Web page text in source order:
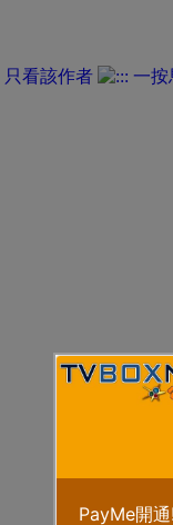
只看該作者